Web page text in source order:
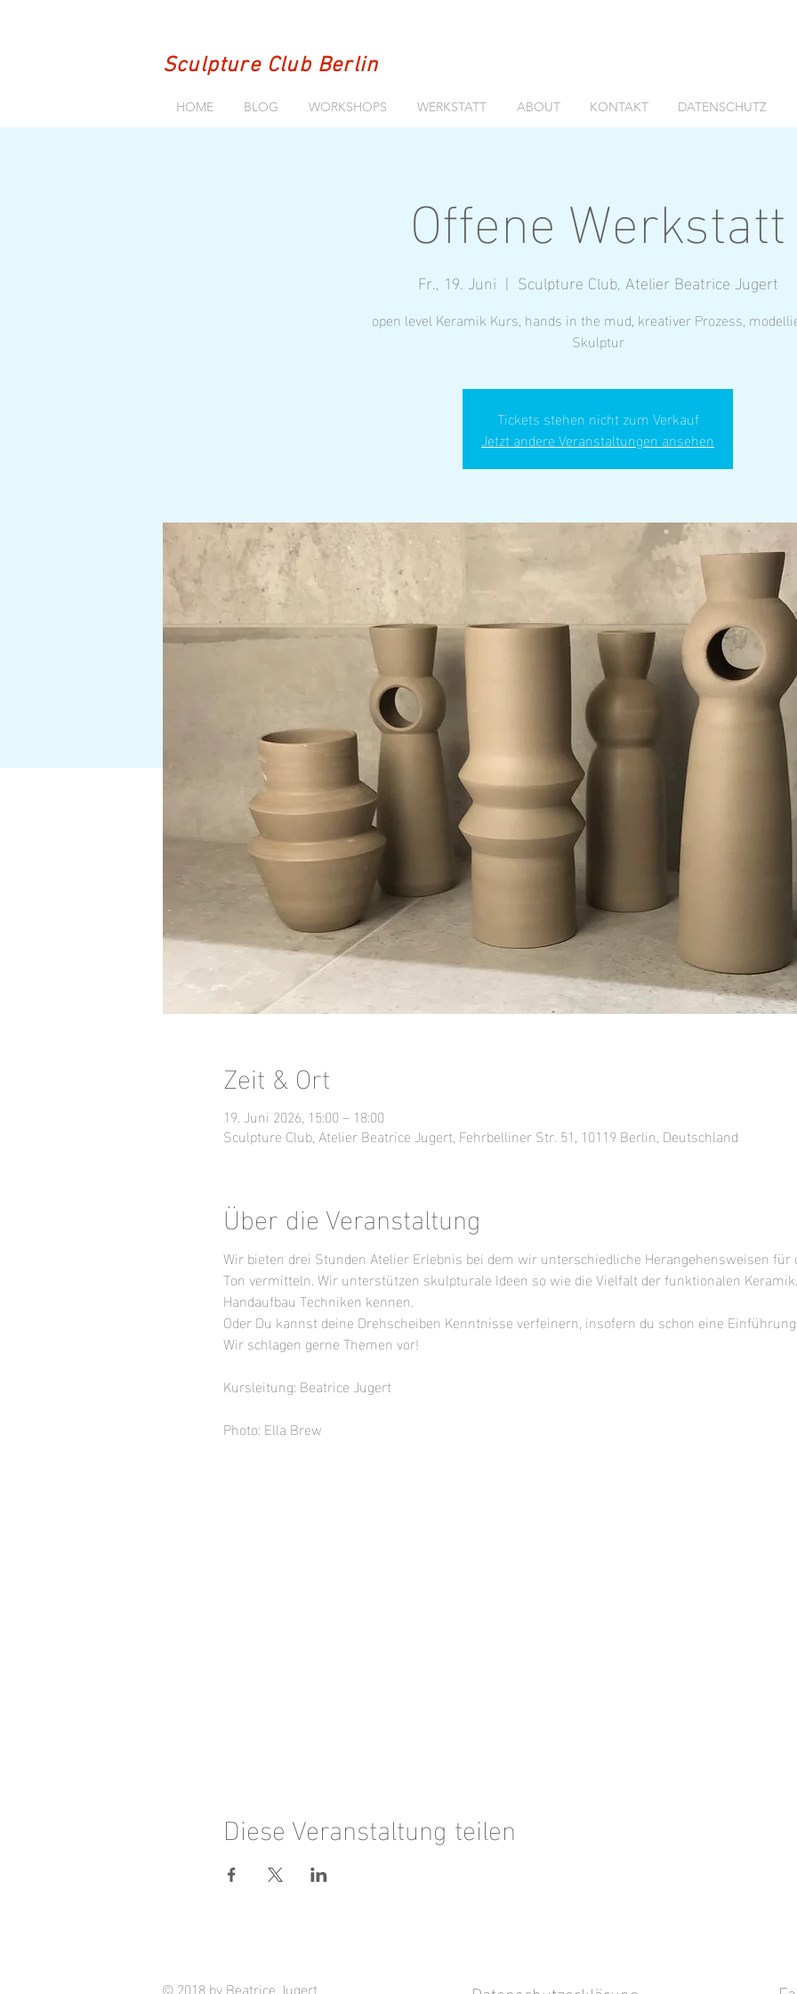
Sculpture Club Berlin
HOME BLOG WORKSHOPS WERKSTATT ABOUT KONTAKT DATENSCHUTZ
Offene Werkstatt
Fr., 19. Juni
  |
Sculpture Club, Atelier Beatrice Jugert
open level Keramik Kurs, hands in the mud, kreativer Prozess,
Skulptur
Tickets stehen nicht zum Verkauf
Jetzt andere Veranstaltungen ansehen
Zeit & Ort
19. Juni 2026, 15:00 – 18:00
Sculpture Club, Atelier Beatrice Jugert, Fehrbelliner Str. 51, 10119 Berlin, Deutschland
Über die Veranstaltung
Wir bieten drei Stunden Atelier Erlebnis bei dem wir unterschiedliche Herangehensweisen
Ton vermitteln. Wir unterstützen skulpturale Ideen so wie die Vielfalt der funktionalen
Handaufbau Techniken kennen.
Oder Du kannst deine Drehscheiben Kenntnisse verfeinern, insofern du schon eine
Wir schlagen gerne Themen vor!
Kursleitung: Beatrice Jugert
Photo: Ella Brew
Diese Veranstaltung teilen
© 2018 by Beatrice Jugert.